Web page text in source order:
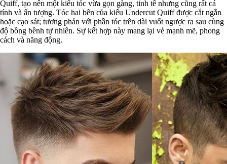
Quiff, tạo nên một kiểu tóc vừa gọn gàng, tinh tế nhưng cũng rất cá
tính và ấn tượng. Tóc hai bên của kiểu Undercut Quiff được cắt ngắn
hoặc cạo sát; tương phản với phần tóc trên dài vuốt ngược ra sau cùng
độ bồng bềnh tự nhiên. Sự kết hợp này mang lại vẻ mạnh mẽ, phong
cách và năng động.